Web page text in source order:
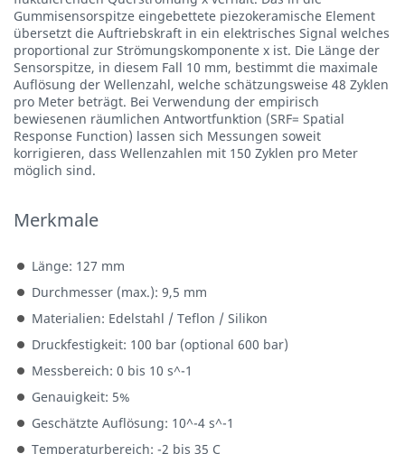
Gummisensorspitze eingebettete piezokeramische Element
übersetzt die Auftriebskraft in ein elektrisches Signal welches
proportional zur Strömungskomponente x ist. Die Länge der
Sensorspitze, in diesem Fall 10 mm, bestimmt die maximale
Auflösung der Wellenzahl, welche schätzungsweise 48 Zyklen
pro Meter beträgt. Bei Verwendung der empirisch
bewiesenen räumlichen Antwortfunktion (SRF= Spatial
Response Function) lassen sich Messungen soweit
korrigieren, dass Wellenzahlen mit 150 Zyklen pro Meter
möglich sind.
Merkmale
Länge: 127 mm
Durchmesser (max.): 9,5 mm
Materialien: Edelstahl / Teflon / Silikon
Druckfestigkeit: 100 bar (optional 600 bar)
Messbereich: 0 bis 10 s^-1
Genauigkeit: 5%
Geschätzte Auflösung: 10^-4 s^-1
Temperaturbereich: -2 bis 35 C